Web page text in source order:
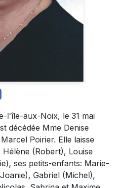
aux-Noix, le 31 mai
décédée Mme Denise
Poirier. Elle laisse
(Robert), Louise
ses petits-enfants: Marie-
Gabriel (Michel),